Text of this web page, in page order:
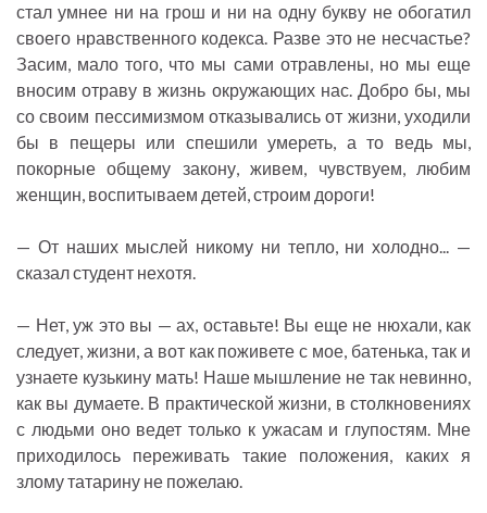
стал умнее ни на грош и ни на одну букву не обогатил
своего нравственного кодекса. Разве это не несчастье?
Засим, мало того, что мы сами отравлены, но мы еще
вносим отраву в жизнь окружающих нас. Добро бы, мы
со своим пессимизмом отказывались от жизни, уходили
бы в пещеры или спешили умереть, а то ведь мы,
покорные общему закону, живем, чувствуем, любим
женщин, воспитываем детей, строим дороги!
— От наших мыслей никому ни тепло, ни холодно... —
сказал студент нехотя.
— Нет, уж это вы — ах, оставьте! Вы еще не нюхали, как
следует, жизни, а вот как поживете с мое, батенька, так и
узнаете кузькину мать! Наше мышление не так невинно,
как вы думаете. В практической жизни, в столкновениях
с людьми оно ведет только к ужасам и глупостям. Мне
приходилось переживать такие положения, каких я
злому татарину не пожелаю.